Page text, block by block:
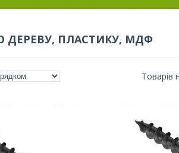
ДЕРЕВУ, ПЛАСТИКУ, МДФ